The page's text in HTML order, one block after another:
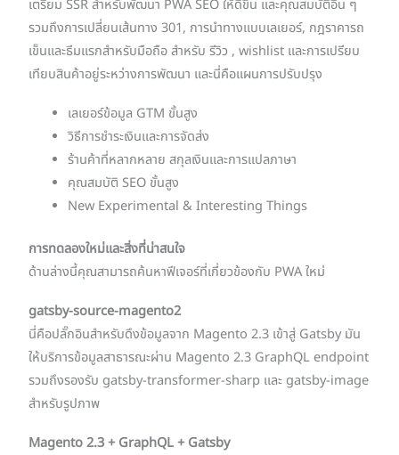
เตรียม SSR สำหรับพัฒนา PWA SEO ให้ดีขึ้น และคุณสมบัติอื่น ๆ
รวมถึงการเปลี่ยนเส้นทาง 301, การนำทางแบบเลเยอร์, กฎราคารถ
เข็นและธีมแรกสำหรับมือถือ สำหรับ รีวิว , wishlist และการเปรียบ
เทียบสินค้าอยู่ระหว่างการพัฒนา และนี่คือแผนการปรับปรุง
เลเยอร์ข้อมูล GTM ขั้นสูง
วิธีการชำระเงินและการจัดส่ง
ร้านค้าที่หลากหลาย สกุลเงินและการแปลภาษา
คุณสมบัติ SEO ขั้นสูง
New Experimental & Interesting Things
การทดลองใหม่และสิ่งที่น่าสนใจ
ด้านล่างนี้คุณสามารถค้นหาฟีเจอร์ที่เกี่ยวข้องกับ PWA ใหม่
gatsby-source-magento2
นี่คือปลั๊กอินสำหรับดึงข้อมูลจาก Magento 2.3 เข้าสู่ Gatsby มัน
ให้บริการข้อมูลสาธารณะผ่าน Magento 2.3 GraphQL endpoint
รวมถึงรองรับ gatsby-transformer-sharp และ gatsby-image
สำหรับรูปภาพ
Magento2.3 + GraphQL + Gatsby